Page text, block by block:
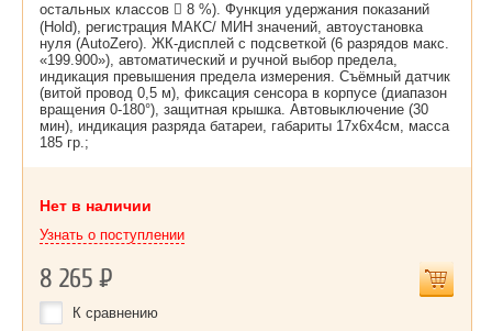
остальных классов  8 %). Функция удержания показаний
(Hold), регистрация МАКС/ МИН значений, автоустановка
нуля (AutoZero). ЖК-дисплей с подсветкой (6 разрядов макс.
«199.900»), автоматический и ручной выбор предела,
индикация превышения предела измерения. Съёмный датчик
(витой провод 0,5 м), фиксация сенсора в корпусе (диапазон
вращения 0-180°), защитная крышка. Автовыключение (30
мин), индикация разряда батареи, габариты 17х6х4cм, масса
185 гр.;
Нет в наличии
Узнать о поступлении
8 265Р
К сравнению